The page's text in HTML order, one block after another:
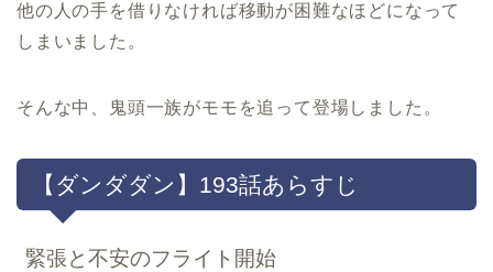
他の人の手を借りなければ移動が困難なほどになって
しまいました。
そんな中、鬼頭一族がモモを追って登場しました。
【ダンダダン】193話あらすじ
緊張と不安のフライト開始